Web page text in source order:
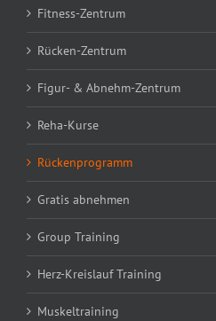
Fitness-Zentrum
Rücken-Zentrum
Figur- & Abnehm-Zentrum
Reha-Kurse
Rückenprogramm
Gratis abnehmen
Group Training
Herz-Kreislauf Training
Muskeltraining